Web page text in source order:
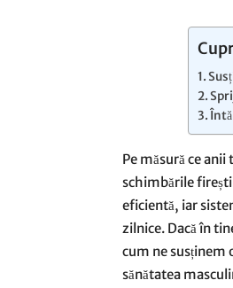
Pe măsură ce
schimbările firești
eficientă, iar
zilnice. Dacă în
cum ne susținem
sănătatea